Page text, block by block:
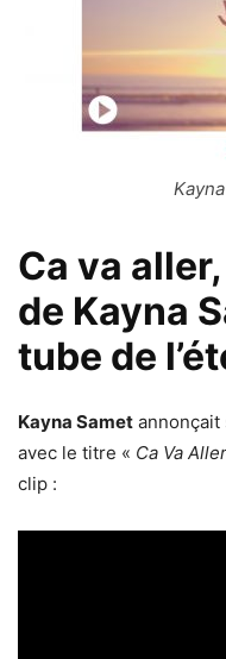
Ca va
de Kayna
tube de
Kayna Samet annonçait
avec le titre « Ca Va Aller
clip :